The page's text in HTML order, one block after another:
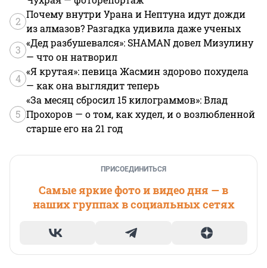
2
Почему внутри Урана и Нептуна идут дожди
из алмазов? Разгадка удивила даже ученых
3
«Дед разбушевался»: SHAMAN довел Мизулину
— что он натворил
4
«Я крутая»: певица Жасмин здорово похудела
— как она выглядит теперь
5
«За месяц сбросил 15 килограммов»: Влад
Прохоров — о том, как худел, и о возлюбленной
старше его на 21 год
ПРИСОЕДИНИТЬСЯ
Самые яркие фото и видео дня — в
наших группах в социальных сетях